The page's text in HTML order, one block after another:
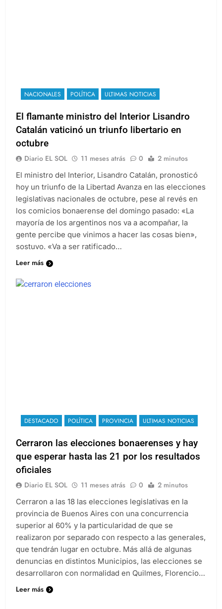
NACIONALES POLÍTICA ULTIMAS NOTICIAS
El flamante ministro del Interior Lisandro
Catalán vaticinó un triunfo libertario en
octubre
Diario EL SOL 11 meses atrás 0 2 minutos
El ministro del Interior, Lisandro Catalán, pronosticó
hoy un triunfo de la Libertad Avanza en las elecciones
legislativas nacionales de octubre, pese al revés en
los comicios bonaerense del domingo pasado: «La
mayoría de los argentinos nos va a acompañar, la
gente percibe que vinimos a hacer las cosas bien»,
sostuvo. «Va a ser ratificado…
Leer más
DESTACADO POLÍTICA PROVINCIA ULTIMAS NOTICIAS
Cerraron las elecciones bonaerenses y hay
que esperar hasta las 21 por los resultados
oficiales
Diario EL SOL 11 meses atrás 0 2 minutos
Cerraron a las 18 las elecciones legislativas en la
provincia de Buenos Aires con una concurrencia
superior al 60% y la particularidad de que se
realizaron por separado con respecto a las generales,
que tendrán lugar en octubre. Más allá de algunas
denuncias en distintos Municipios, las elecciones se
desarrollaron con normalidad en Quilmes, Florencio…
Leer más